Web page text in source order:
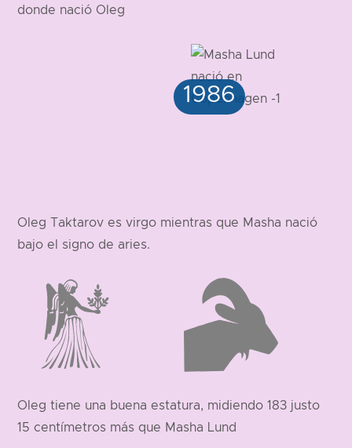
donde nació Oleg
Oleg Taktarov es virgo mientras que Masha nació
bajo el signo de aries.
Oleg tiene una buena estatura, midiendo 183 justo
15 centímetros más que Masha Lund